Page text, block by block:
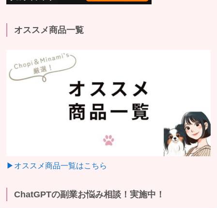
オススメ商品一覧
▶オススメ商品一覧はこちら
ChatGPTの副業お悩み相談！実施中！